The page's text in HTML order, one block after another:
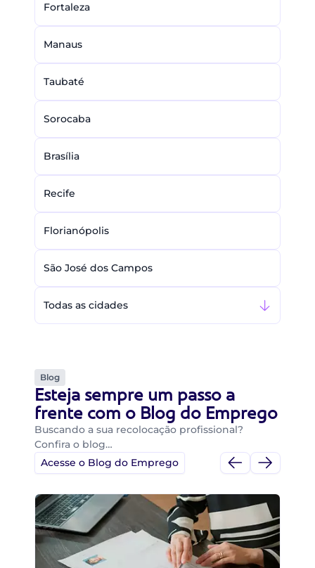
Fortaleza
Manaus
Taubaté
Sorocaba
Brasília
Recife
Florianópolis
São José dos Campos
Todas as cidades
Blog
Esteja sempre um passo a
frente com o Blog do Emprego
Buscando a sua recolocação profissional?
Confira o blog…
Acesse o Blog do Emprego